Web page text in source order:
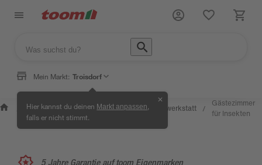
Mein Markt: Troisdorf
Hier kannst du deinen Markt anpassen
falls er nicht stimmt.
✕
Wissen &
Service
/
Selbermachen
& Ratgeber
/ Kreativwerkstatt /
Gästezimmer
für Insekten
5 Jahre Garantie auf toom Eigenmarken